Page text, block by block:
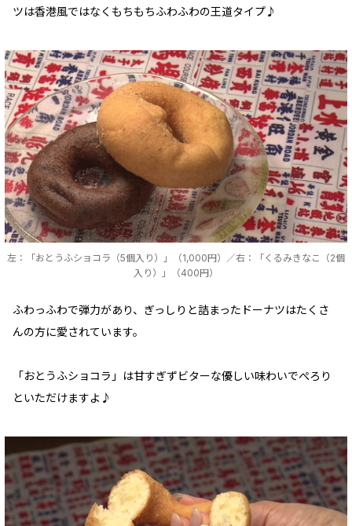
ツは香港風ではなくもちもちふわふわの王道タイプ♪
左：「おとうふショコラ（5個入り）」（1,000円）／右：「くるみきなこ（2個
入り）」（400円）
ふわっふわで弾力があり、ぎっしりと詰まったドーナツはたくさ
んの方に愛されています。
「おとうふショコラ」は甘すぎずビターな優しい味わいでぺろり
といただけますよ♪